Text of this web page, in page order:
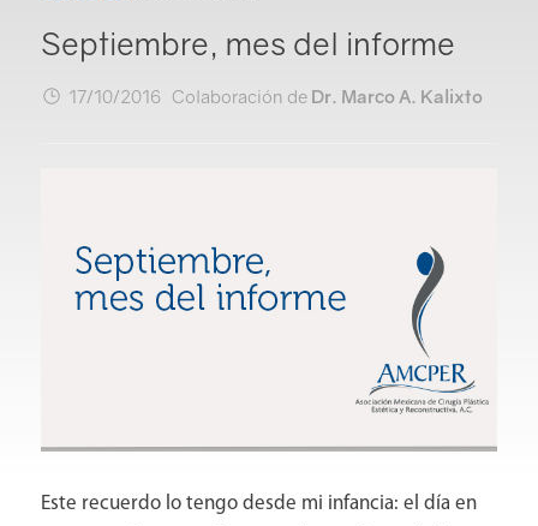
Septiembre, mes del informe
17/10/2016 Colaboración de Dr. Marco A. Kalixto
Este recuerdo lo tengo desde mi infancia: el día en